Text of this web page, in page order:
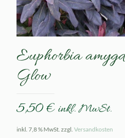
Euphorbia
Glow
5,50€ inkl. MwSt.
inkl. 7,8 % MwSt. zzgl. Versandkosten